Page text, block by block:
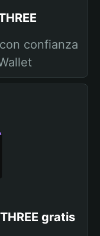
confianza
gratis